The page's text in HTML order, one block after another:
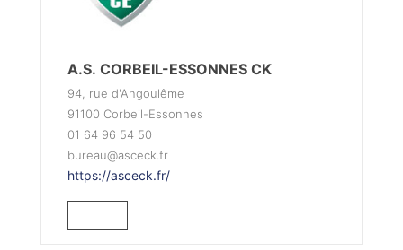
A.S. CORBEIL-ESSONNES CK
94, rue d'Angoulême
91100 Corbeil-Essonnes
01 64 96 54 50
bureau@asceck.fr
https://asceck.fr/